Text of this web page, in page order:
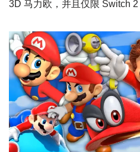
3D 马力欧，并且仅限 Switch 2